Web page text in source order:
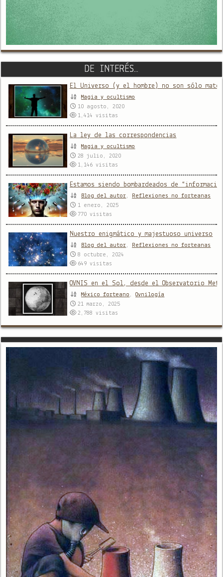
DE INTERÉS…
El Universo (y el hombre) no son sólo
Magia y ocultismo
10 agosto, 2020
1,414visitas
La ley de las correspondencias
Magia y ocultismo
28 julio, 2020
1,146visitas
Estamos siendo bombardeados de
Blog del autor,
Reflexiones no forteanas
1 enero, 2025
770visitas
Nuestro enigmático y majestuoso universo
Blog del autor,
Reflexiones no forteanas
8 octubre, 2024
649visitas
OVNIS en el Sol, desde el Observatorio
México forteano ,Ovnilogía
21 marzo, 2025
2,788visitas